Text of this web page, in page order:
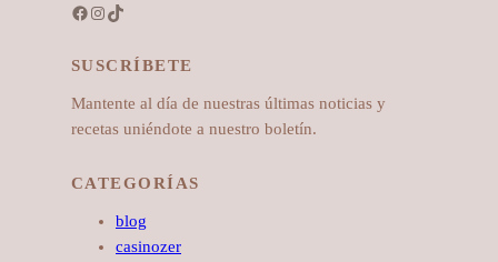
Facebook Instagram TikTok
SUSCRÍBETE
Mantente al día de nuestras últimas noticias y
recetas uniéndote a nuestro boletín.
CATEGORÍAS
blog
casinozer